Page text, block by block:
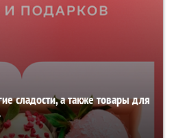
сладости, а также товары для